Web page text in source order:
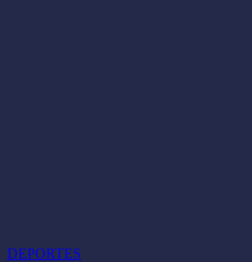
DEPORTES